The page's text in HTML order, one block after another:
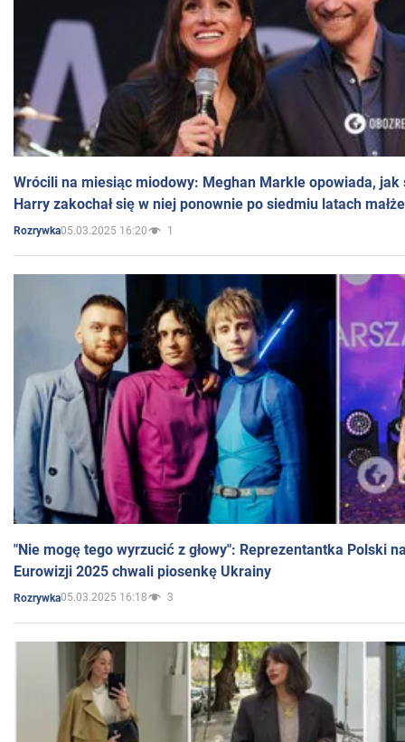
Wrócili na miesiąc miodowy: Meghan Markle opowiada, jak
Harry zakochał się w niej ponownie po siedmiu latach
Rozrywka05.03.2025 16:20 1
"Nie mogę tego wyrzucić z głowy": Reprezentantka Polski
Eurowizji 2025 chwali piosenkę Ukrainy
Rozrywka05.03.2025 16:18 3